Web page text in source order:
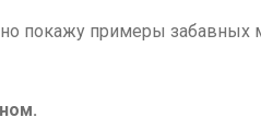
покажу примеры